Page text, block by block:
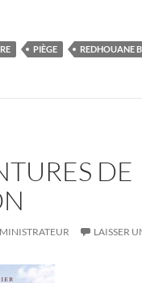
PIÈGE REDHOUANE
DE
LAISSER